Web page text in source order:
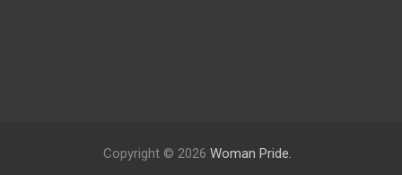
Copyright © 2026 Woman Pride.